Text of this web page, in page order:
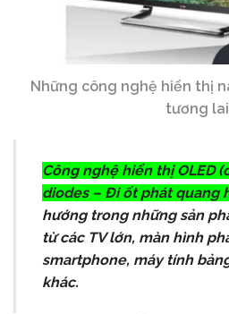
Những công nghệ hiển thị
tương
Công nghệ hiển thị OLED
diodes – Đi ốt phát quang
hướng trong những sản
từ các TV lớn, màn hình
smartphone, máy tính
khác.